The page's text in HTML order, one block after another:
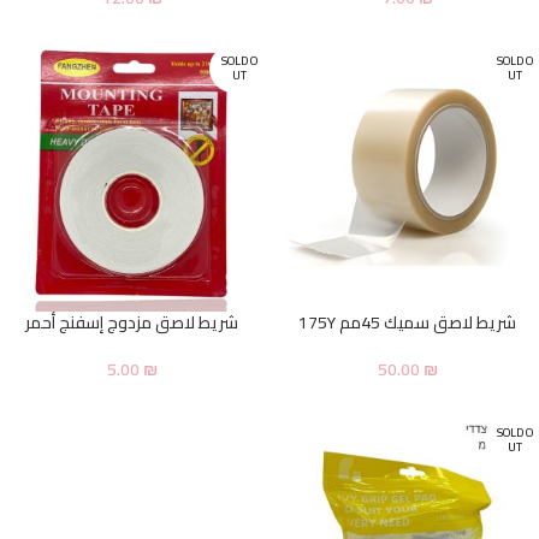
SOLD O
UT
شريط لاصق سميك 45مم 175Y
50.00₪
SOLD O
UT
شريط لاصق مزدوج إسفنج أحمر
5.00₪
SOLD O
UT